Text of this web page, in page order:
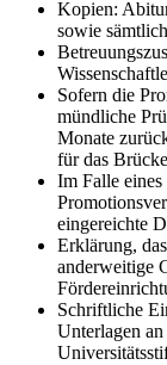
Kopien:
sowie
Sofern die
mündliche
Monate
für das
Im Falle eines
eingereichte
Erklärung,
anderweitige
Schriftliche
Unterlagen